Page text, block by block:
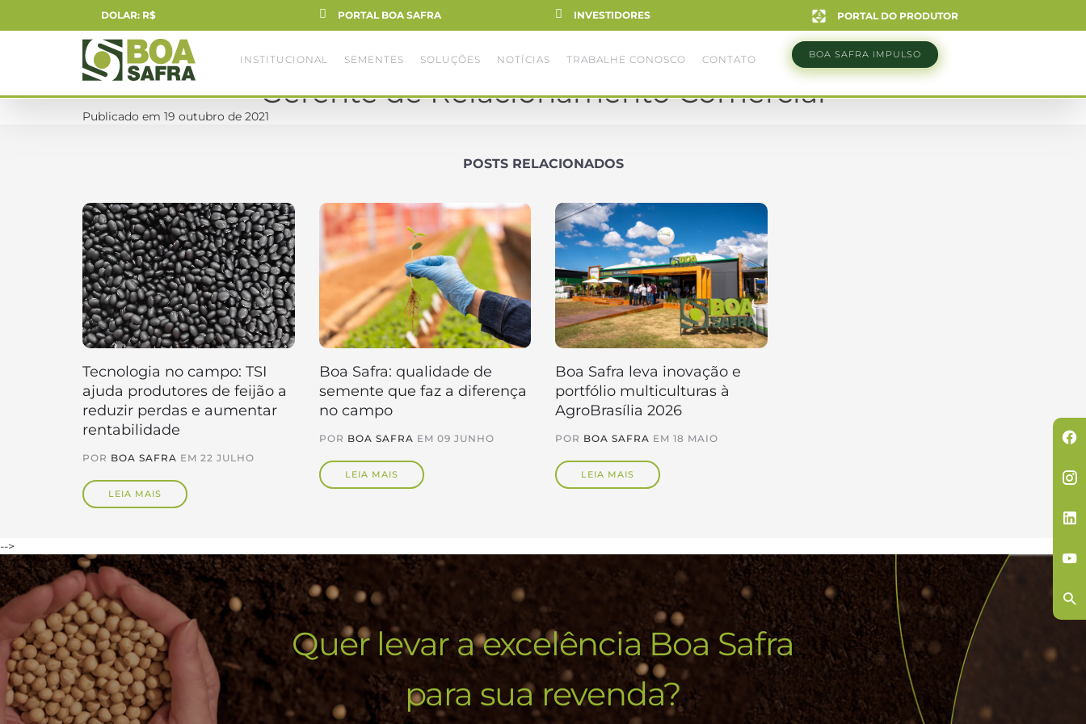
DOLAR: R$ PORTAL BOA SAFRA INVESTIDORES PORTAL DO PRODUTOR
INSTITUCIONAL SEMENTES SOLUÇÕES NOTÍCIAS TRABALHE CONOSCO CONTATO BOA SAFRA IMPULSO
Gerente de Relacionamento Comercial
Publicado em 19 outubro de 2021
POSTS RELACIONADOS
Tecnologia no campo: TSI
ajuda produtores de feijão a
reduzir perdas e aumentar
rentabilidade
POR BOA SAFRA EM 22 JULHO
LEIA MAIS
Boa Safra: qualidade de
semente que faz a diferença
no campo
POR BOA SAFRA EM 09 JUNHO
LEIA MAIS
Boa Safra leva inovação e
portfólio multiculturas à
AgroBrasília 2026
POR BOA SAFRA EM 18 MAIO
LEIA MAIS
-->
Quer levar a excelência Boa Safra
para sua revenda?